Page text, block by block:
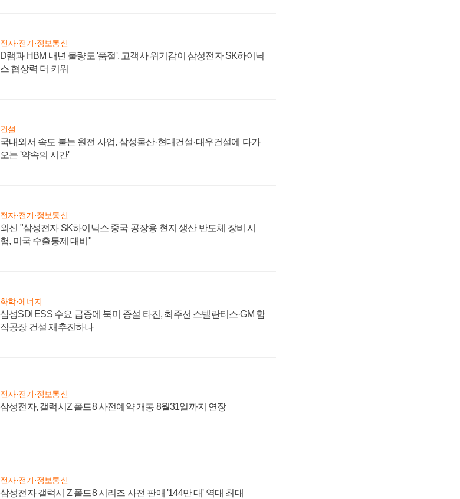
전자·전기·정보통신
D램과 HBM 내년 물량도 '품절', 고객사 위기감이 삼성전자 SK하이닉
스 협상력 더 키워
건설
국내외서 속도 붙는 원전 사업, 삼성물산·현대건설·대우건설에 다가
오는 '약속의 시간'
전자·전기·정보통신
외신 "삼성전자 SK하이닉스 중국 공장용 현지 생산 반도체 장비 시
험, 미국 수출통제 대비"
화학·에너지
삼성SDI ESS 수요 급증에 북미 증설 타진, 최주선 스텔란티스·GM 합
작공장 건설 재추진하나
전자·전기·정보통신
삼성전자, 갤럭시Z 폴드8 사전예약 개통 8월31일까지 연장
전자·전기·정보통신
삼성전자 갤럭시 Z 폴드8 시리즈 사전 판매 '144만 대' 역대 최대